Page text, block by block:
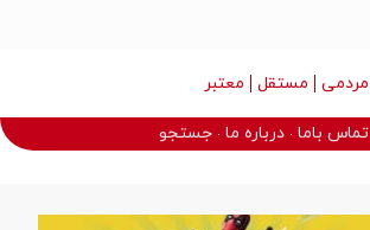
مردمی مستقل معتبر
تماس باما درباره ما جستجو